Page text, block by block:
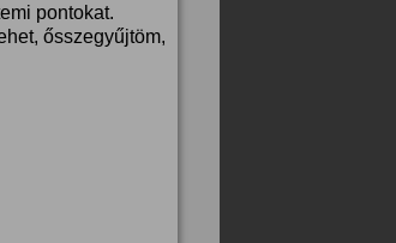
pontokat.
ősszegyűjtöm,